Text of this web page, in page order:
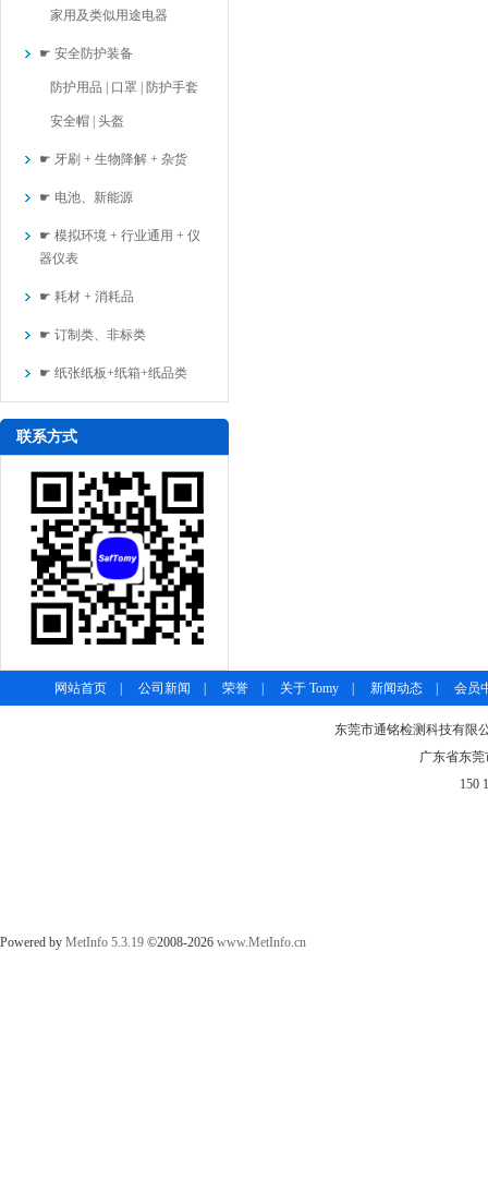
家用及类似用途电器
☛ 安全防护装备
防护用品 | 口罩 | 防护手套
安全帽 | 头盔
☛ 牙刷 + 生物降解 + 杂货
☛ 电池、新能源
☛ 模拟环境 + 行业通用 + 仪
器仪表
☛ 耗材 + 消耗品
☛ 订制类、非标类
☛ 纸张纸板+纸箱+纸品类
联系方式
网站首页 公司新闻 荣誉 关于 Tomy 新闻动态 会员
东莞市通铭检测科技有限
广东省东
150
Powered by MetInfo 5.3.19 ©2008-2026 www.MetInfo.cn